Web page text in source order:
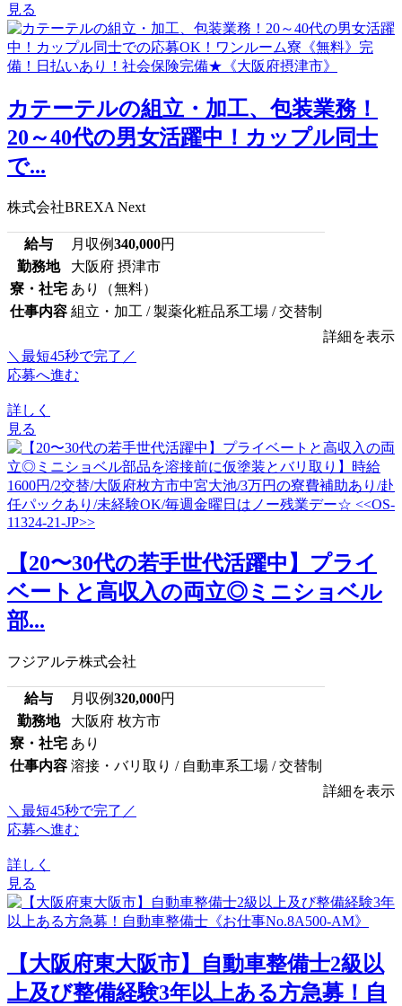
見る
カテーテルの組立・加工、包装業務！
20～40代の男女活躍中！カップル同士
で...
株式会社BREXA Next
給与 月収例340,000円
勤務地
大阪府 摂津市
寮・社宅 あり（無料）
仕事内容 組立・加工 / 製薬化粧品系工場 / 交替制
詳細を表示
＼最短45秒で完了／
応募へ進む
詳しく
見る
【20〜30代の若手世代活躍中】プライ
ベートと高収入の両立◎ミニショベル
部...
フジアルテ株式会社
給与 月収例320,000円
勤務地
大阪府 枚方市
寮・社宅 あり
仕事内容 溶接・バリ取り / 自動車系工場 / 交替制
詳細を表示
＼最短45秒で完了／
応募へ進む
詳しく
見る
【大阪府東大阪市】自動車整備士2級以
上及び整備経験3年以上ある方急募！自